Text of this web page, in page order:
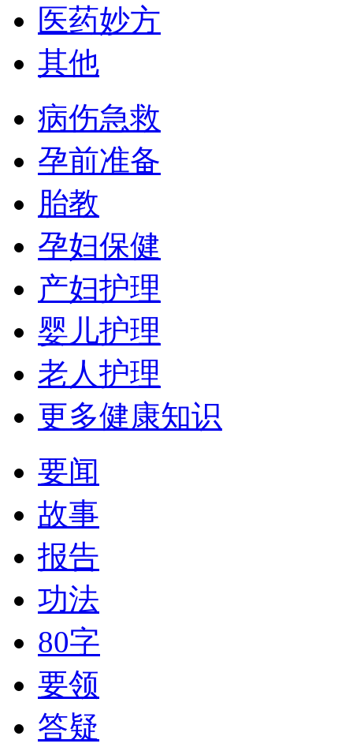
医药妙方
其他
病伤急救
孕前准备
胎教
孕妇保健
产妇护理
婴儿护理
老人护理
更多健康知识
要闻
故事
报告
功法
80字
要领
答疑